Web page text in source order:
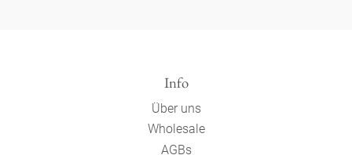
Info
Über uns
Wholesale
AGBs